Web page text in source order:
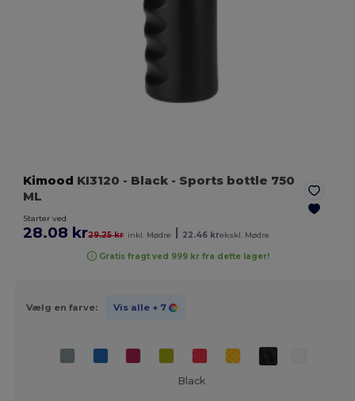
Kimood KI3120 - Black - Sports bottle 750
ML
Starter ved
28.08 kr29.25 kr inkl. Mødre 22.46 krekskl. Mødre
Gratis fragt ved 999 kr fra dette lager!
Vælg en farve: Vis alle + 7
Black